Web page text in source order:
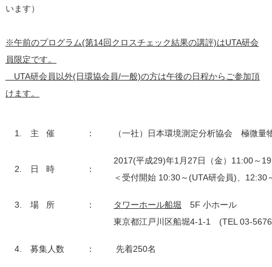
います）
※午前のプログラム(第14回クロスチェック結果の講評)はUTA研会
員限定です。
＿UTA研会員以外(日環協会員/一般)の方は午後の日程からご参加頂
けます。
1. 主 催 ： （一社）日本環境測定分析協会 極微量
2. 日 時 ：
2017(平成29)年1月27日（金）11:00～
＜受付開始 10:30～(UTA研会員)、12:30
3. 場 所 ： タワーホール船堀 5F 小ホール
東京都江戸川区船堀4-1-1 (TEL 03-
4. 募集人数 ： 先着250名